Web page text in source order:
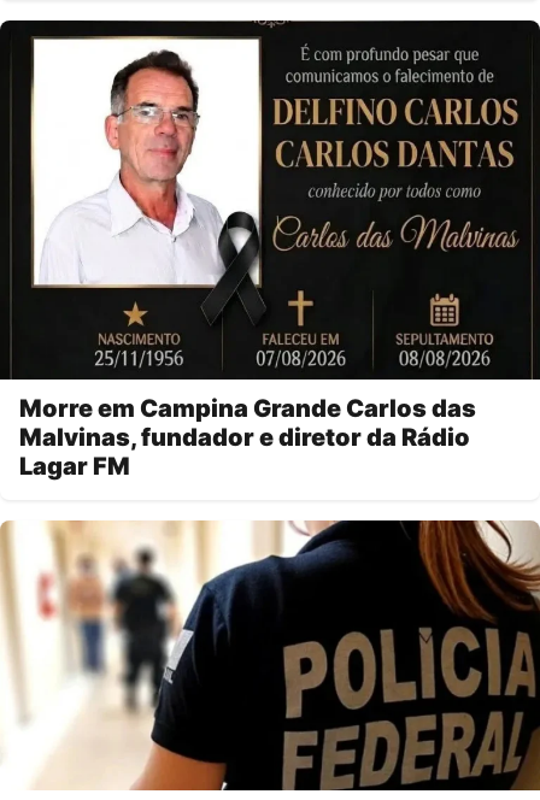
Morre em Campina Grande Carlos das
Malvinas, fundador e diretor da Rádio
Lagar FM